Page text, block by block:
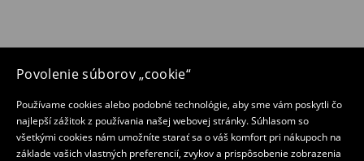
Povolenie súborov „cookie“
Používame cookies alebo podobné technológie, aby sme vám poskytli čo
najlepší zážitok z používania našej webovej stránky. Súhlasom so
všetkými cookies nám umožníte starať sa o váš komfort pri nákupoch na
základe vašich vlastných preferencií, zvykov a prispôsobenie zobrazenia